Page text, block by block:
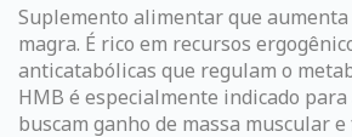
Suplemento alimentar que aumenta
magra. É rico em recursos
anticatabólicas que regulam o
HMB é especialmente indicado
buscam ganho de massa muscular